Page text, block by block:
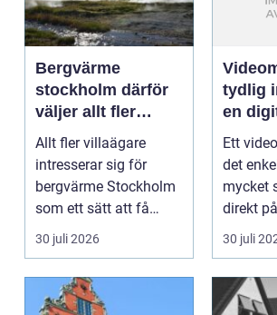
Bergvärme
stockholm därför
väljer allt fler
denna
uppvärmning
Allt fler villaägare
intresserar sig för
bergvärme Stockholm
som ett sätt att få
lägre uppvärmningsk...
30 juli 2026
tydlig
en
Ett
det
mycket
direkt
stället
30 juli